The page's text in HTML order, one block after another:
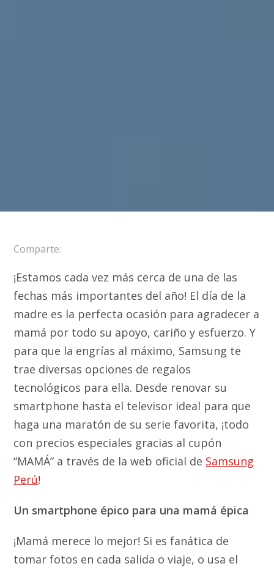
Comparte:
¡Estamos cada vez más cerca de una de las
fechas más importantes del año! El día de la
madre es la perfecta ocasión para agradecer a
mamá por todo su apoyo, cariño y esfuerzo. Y
para que la engrías al máximo, Samsung te
trae diversas opciones de regalos
tecnológicos para ella. Desde renovar su
smartphone hasta el televisor ideal para que
haga una maratón de su serie favorita, ¡todo
con precios especiales gracias al cupón
“MAMÁ” a través de la web oficial de Samsung
Perú!
Un smartphone épico para una mamá épica
¡Mamá merece lo mejor! Si es fanática de
tomar fotos en cada salida o viaje, o usa el